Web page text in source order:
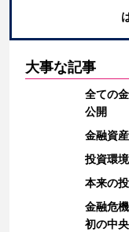
大事な記事
全ての
公開
金融資
投資環
本来の
金融危
初の中